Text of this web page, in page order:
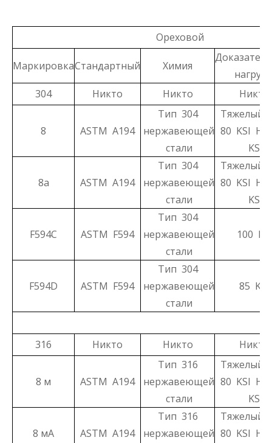
Ореховой
МаркировкаСтандартный Химия
304
Никто Никто Никто
8 ASTM A194
Тип 304
нержавеющей
стали
Тяжелый
80 KSI
KSI
8а ASTM A194
Тип 304
нержавеющей
стали
Тяжелый
80 KSI
KSI
F594C ASTM F594
Тип 304
нержавеющей
стали
100 KSI
F594D ASTM F594
Тип 304
нержавеющей
стали
85 KSI
316 Никто Никто Никто
8 м ASTM A194
Тип 316
нержавеющей
стали
Тяжелый
80 KSI
KSI
8 мА ASTM A194
Тип 316
нержавеющей
Тяжелый
80 KSI